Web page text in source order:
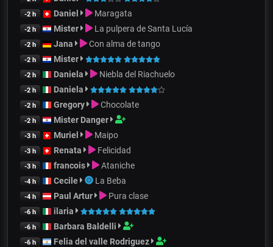
-2 h Daniel Maragata
-2 h Mister La pulpera de Santa Lucía
-2 h Jana Con alma de tango
-2 h Mister
-2 h Daniela Niebla del Riachuelo
-2 h Daniela
-2 h Gregory Chocolate
-2 h Mister Danger
-3 h Muriel Maipo
-3 h Renata Felicidad
-3 h francois Ataniche
-4 h Cecile La Beba
-4 h Paul Artur Pura clase
-6 h ilaria
-6 h Barbara Baldelli
-6 h Felia del valle Rodriguez